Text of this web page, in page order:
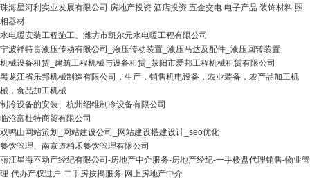
珠海星河利实业发展有限公司 房地产投资 酒店投资 五金交电 电子产品 装饰材料 照
相器材
水电暖安装工程施工、潍坊市凯尔元水电暖工程有限公司
宁波祥特贵液压传动有限公司_液压传动装置_液压马达及配件_液压回转装置
机械设备租赁_建筑工程机械与设备租赁_荥阳市爱邦工程机械租赁有限公司
黑龙江省乐邦机械制造有限公司，生产，销售机电设备，农业装备，农产品加工机
械，食品加工机械
制冷设备的安装、杭州绍维制冷设备有限公司
临沧富杜特商贸有限公司
双鸭山网站策划_网站建设公司_网站建设搭建设计_seo优化
餐饮管理、南京道柏禾餐饮管理有限公司
丽江星海不动产经纪有限公司-房地产中介服务-房地产经纪-一手楼盘代理销售-物业管
理-代办产权过户-二手房按揭服务-网上房地产中介